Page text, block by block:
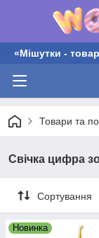
«Мішутки -
Товари та
Свічка цифра
Сортування
Новинка